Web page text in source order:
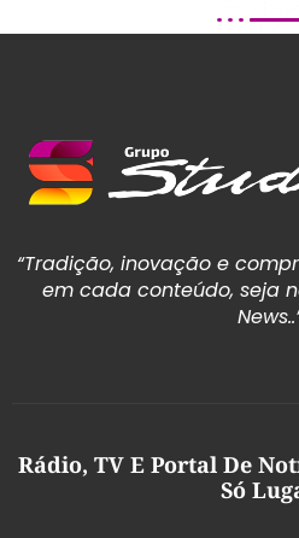
“Tradição, inovação e
em cada conteúdo, seja
Rádio, TV E Portal De
Só